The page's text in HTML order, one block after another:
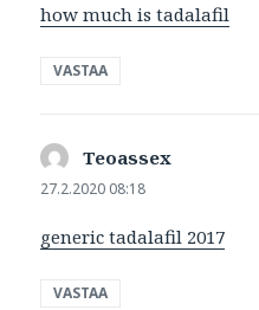
how much is tadalafil
VASTAA
Teoassex
27.2.2020 08:18
generic tadalafil 2017
VASTAA